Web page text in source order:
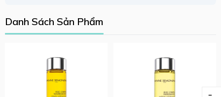
Danh Sách Sản Phẩm